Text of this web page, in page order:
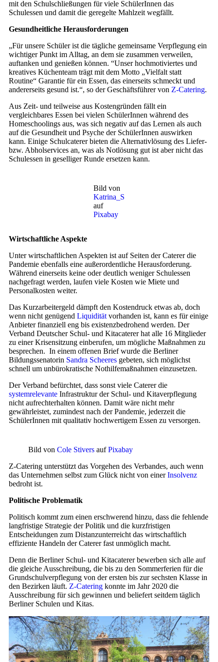
mit den Schulschließungen für viele SchülerInnen das
Schulessen und damit die geregelte Mahlzeit wegfällt.
Gesundheitliche Herausforderungen
„Für unsere Schüler ist die tägliche gemeinsame Verpflegung ein
wichtiger Punkt im Alltag, an dem sie zusammen verweilen,
auftanken und genießen können. “Unser hochmotiviertes und
kreatives Küchenteam trägt mit dem Motto „Vielfalt statt
Routine“ Garantie für ein Essen, das einerseits schmeckt und
andererseits gesund ist.“, so der Geschäftsführer von Z-Catering.
Aus Zeit- und teilweise aus Kostengründen fällt ein
vergleichbares Essen bei vielen SchülerInnen während des
Homeschoolings aus, was sich negativ auf das Lernen als auch
auf die Gesundheit und Psyche der SchülerInnen auswirken
kann. Einige Schulcaterer bieten die Alternativlösung des Liefer-
bzw. Abholservices an, was als Notlösung gut ist aber nicht das
Schulessen in geselliger Runde ersetzen kann.
Bild von
Katrina_S
auf
Pixabay
Wirtschaftliche Aspekte
Unter wirtschaftlichen Aspekten ist auf Seiten der Caterer die
Pandemie ebenfalls eine außerordentliche Herausforderung.
Während einerseits keine oder deutlich weniger Schulessen
nachgefragt werden, laufen viele Kosten wie Miete und
Personalkosten weiter.
Das Kurzarbeitergeld dämpft den Kostendruck etwas ab, doch
wenn nicht genügend Liquidität vorhanden ist, kann es für einige
Anbieter finanziell eng bis existenzbedrohend werden. Der
Verband Deutscher Schul- und Kitacaterer hat alle 16 Mitglieder
zu einer Krisensitzung einberufen, um mögliche Maßnahmen zu
besprechen. In einem offenen Brief wurde die Berliner
Bildungssenatorin Sandra Scheeres gebeten, sich möglichst
schnell um unbürokratische Nothilfemaßnahmen einzusetzen.
Der Verband befürchtet, dass sonst viele Caterer die
systemrelevante Infrastruktur der Schul- und Kitaverpflegung
nicht aufrechterhalten können. Damit wäre nicht mehr
gewährleistet, zumindest nach der Pandemie, jederzeit die
SchülerInnen mit qualitativ hochwertigem Essen zu versorgen.
Bild von Cole Stivers aufPixabay
Z-Catering unterstützt das Vorgehen des Verbandes, auch wenn
das Unternehmen selbst zum Glück nicht von einerInsolvenz
bedroht ist.
Politische Problematik
Politisch kommt zum einen erschwerend hinzu, dass die fehlende
langfristige Strategie der Politik und die kurzfristigen
Entscheidungen zum Distanzunterreicht das wirtschaftlich
effiziente Handeln der Caterer fast unmöglich macht.
Denn die Berliner Schul- und Kitacaterer bewerben sich alle auf
die gleiche Ausschreibung, die bis zu den Sommerferien für die
Grundschulverpflegung von der ersten bis zur sechsten Klasse in
den Bezirken läuft. Z-Catering konnte im Jahr 2020 die
Ausschreibung für sich gewinnen und beliefert seitdem täglich
Berliner Schulen und Kitas.